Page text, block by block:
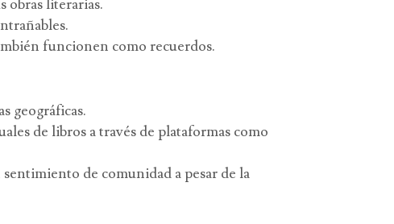
obras literarias.
funcionen como recuerdos.
geográficas.
de libros a través de plataformas como
de comunidad a pesar de la